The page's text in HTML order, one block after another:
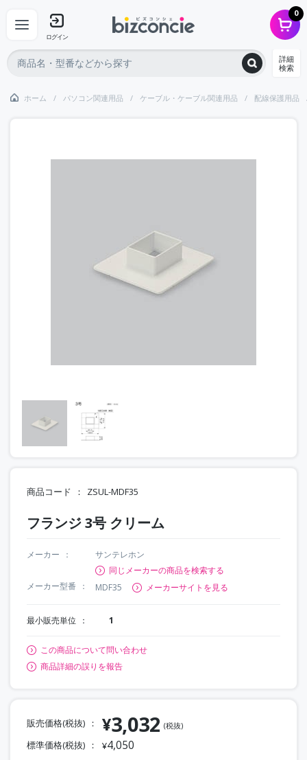
ログイン
0
詳細
検索
ホーム パソコン関連用品 ケーブル・ケーブル関連用品 配線保護用品
商品コード ZSUL-MDF35
フランジ 3号 クリーム
メーカー
サンテレホン
同じメーカーの商品を検索する
メーカー型番
MDF35 メーカーサイトを見る
最小販売単位 1
この商品について問い合わせ
商品詳細の誤りを報告
販売価格(税抜) ¥3,032 (税抜)
標準価格(税抜) ¥4,050